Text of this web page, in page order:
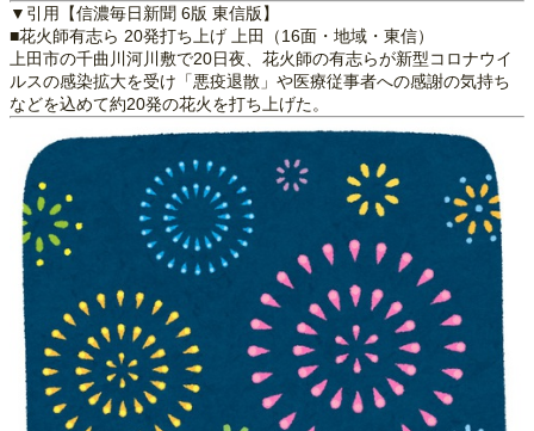
▼引用【信濃毎日新聞 6版 東信版】
■花火師有志ら 20発打ち上げ 上田（16面・地域・東信）
上田市の千曲川河川敷で20日夜、花火師の有志らが新型コロナウイ
ルスの感染拡大を受け「悪疫退散」や医療従事者への感謝の気持ち
などを込めて約20発の花火を打ち上げた。